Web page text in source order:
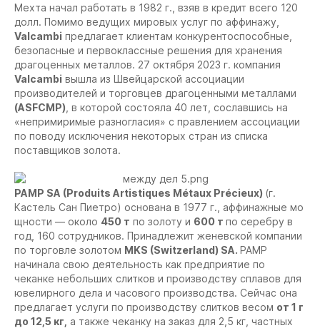
Мехта начал работать в 1982 г., взяв в кредит всего 120
долл. Помимо ведущих мировых услуг по аффинажу,
Valcambi предлагает клиентам конкурентоспособные,
безопасные и первоклассные решения для хранения
драгоценных металлов. 27 октября 2023 г. компания
Valcambi вышла из Швейцарской ассоциации
производителей и торговцев драгоценными металлами
(ASFCMP) , в которой состояла 40 лет, сославшись на
«непримиримые разногласия» с правлением ассоциации
по поводу исключения некоторых стран из списка
поставщиков золота.
PAMP SA (Produits Artistiques Métaux Précieux) (г.
Кастель Сан Пиетро) основана в 1977 г., аффинажные мо
щности — около 450 т по золоту и 600 т по серебру в
год, 160 сотрудников. Принадлежит женевской компании
по торговле золотом MKS (Switzerland) SA. PAMP
начинала свою деятельность как предприятие по
чеканке небольших слитков и производству сплавов для
ювелирного дела и часового производства. Сейчас она
предлагает услуги по производству слитков весом от 1 г
до 12,5 кг, а также чеканку на заказ для 2,5 кг, частных